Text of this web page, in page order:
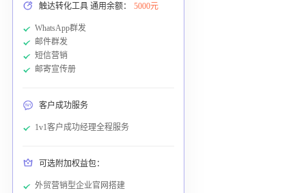
触达转化工具 通用余额： 5000元
WhatsApp群发
邮件群发
短信营销
邮寄宣传册
客户成功服务
1v1客户成功经理全程服务
可选附加权益包：
外贸营销型企业官网搭建